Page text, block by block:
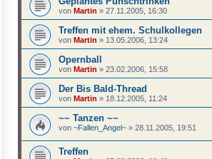
von Martin » 27.11.2005, 16:30
Treffen mit ehem. Schulkollegen
von Martin » 13.05.2006, 13:24
Opernball
von Martin » 23.02.2006, 15:58
Der Bis Bald-Thread
von Martin » 18.12.2005, 11:24
~~ Tanzen ~~
von ~Fallen_Angel~ » 28.11.2005, 19:51
Treffen